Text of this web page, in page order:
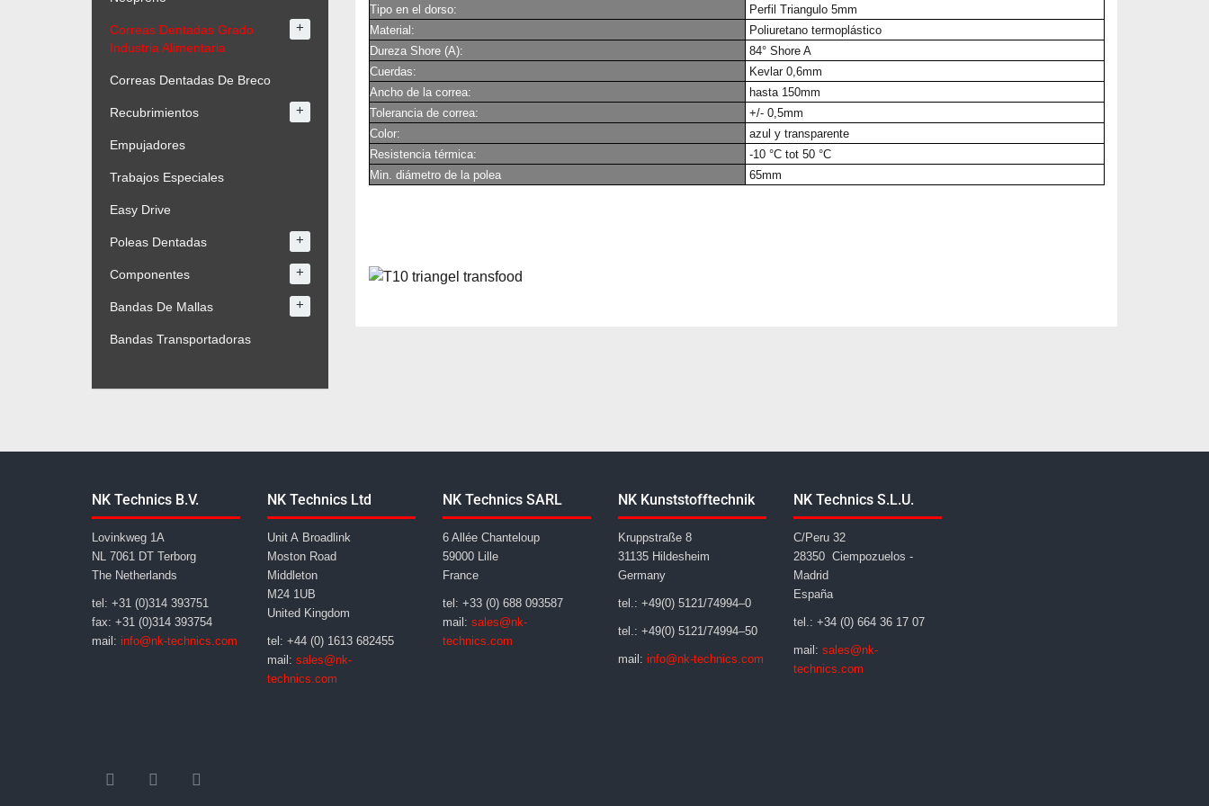
Tipo en el dorso:
Perfil Triangulo 5mm
Material:
Poliuretano termoplástico
Dureza Shore (A):
84° Shore A
Cuerdas:
Kevlar 0,6mm
Ancho de la correa:
hasta 150mm
Tolerancia de correa:
+/- 0,5mm
Color:
azul y transparente
Resistencia térmica:
-10 °C tot 50 °C
Min. diámetro de la polea
65mm
Correas Dentadas Grado
Industria Alimentaria
+
Correas Dentadas De Breco
Recubrimientos +
Empujadores
Trabajos Especiales
Easy Drive
Poleas Dentadas +
Componentes +
Bandas De Mallas +
Bandas Transportadoras
NK Technics B.V.
Lovinkweg 1A
NL 7061 DT Terborg
The Netherlands
tel: +31 (0)314 393751
fax: +31 (0)314 393754
mail: info@nk-technics.com
NK Technics Ltd
Unit A Broadlink
Moston Road
Middleton
M24 1UB
United Kingdom
tel: +44 (0) 1613 682455
mail: sales@nk-
technics.com
NK Technics SARL
6 Allée Chanteloup
59000 Lille
France
tel: +33 (0) 688 093587
mail: sales@nk-
technics.com
NK Kunststofftechnik
Kruppstraße 8
31135 Hildesheim
Germany
tel.: +49(0) 5121/74994–0
tel.: +49(0) 5121/74994–50
mail: info@nk-technics.com
NK Technics S.L.U.
C/Peru 32
28350 Ciempozuelos -
Madrid
España
tel.: +34 (0) 664 36 17 07
mail: sales@nk-
technics.com